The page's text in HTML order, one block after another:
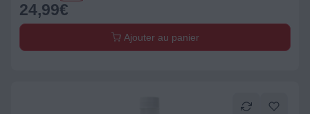
24,99€
Ajouter au panier